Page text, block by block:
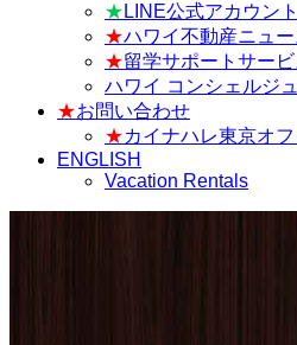
★ LINE公式アカウント
★ハワイ不動産ニュー
★留学サポートサービ
ハワイ コンシェルジ
★お問い合わせ
★カイナハレ東京オフ
ENGLISH
Vacation Rentals